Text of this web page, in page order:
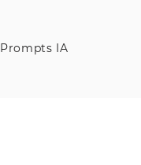
Prompts IA